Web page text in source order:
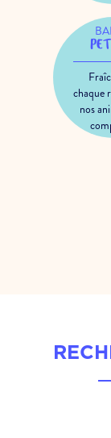
chaque
nos